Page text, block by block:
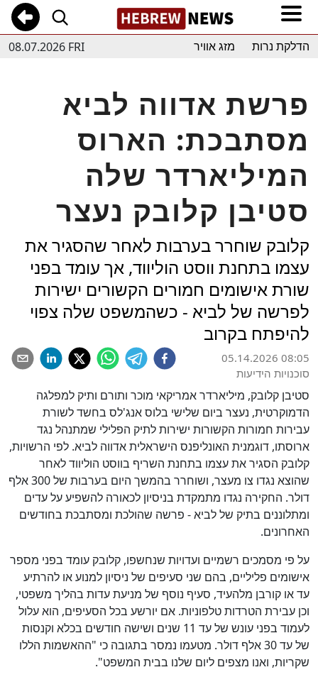
08.07.2026 FRI הדלקת נרות מזג אוויר
פרשת אדווה לביא
מסתבכת: הארוס
המיליארדר שלה
סטיבן קלובק נעצר
קלובק שוחרר בערבות לאחר שהסגיר את
עצמו בתחנת ווסט הוליווד, אך עומד בפני
שורת אישומים חמורים הקשורים ישירות
לפרשה של לביא - כשהמשפט שלה צפוי
להיפתח בקרוב
05.14.2026 08:05
סוכנויות הידיעות
סטיבן קלובק, מיליארדר אמריקאי מוכר ותורם ותיק למפלגה
הדמוקרטית, נעצר ביום שלישי בלוס אנג'לס בחשד לשורת
עבירות חמורות הקשורות ישירות לתיק הפלילי שמתנהל נגד
ארוסתו, דוגמנית האונליפנס הישראלית אדווה לביא. לפי הרשויות,
קלובק הסגיר את עצמו בתחנת השריף בווסט הוליווד לאחר
שהוצא נגדו צו מעצר, ושוחרר בהמשך היום בערבות של 300 אלף
דולר. החקירה נגדו מתמקדת בניסיון לכאורה להשפיע על עדים
ומתלוננים בתיק של לביא - פרשה שהולכת ומסתבכת בחודשים
האחרונים.
על פי מסמכים רשמיים ועדויות שנחשפו, קלובק עומד בפני מספר
אישומים פליליים, בהם שני סעיפים של ניסיון למנוע או להרתיע
עד או קורבן מלהעיד, סעיף נוסף של מניעת עדות בהליך משפטי,
וכן עבירת הטרדות טלפוניות. אם יורשע בכל הסעיפים, הוא עלול
לעמוד בפני עונש של עד 11 שנים ושישה חודשים בכלא וקנסות
של עד 30 אלף דולר. מטעמו נמסר בתגובה כי "ההאשמות הללו
שקריות, ואנו מצפים ליום שלנו בבית המשפט".